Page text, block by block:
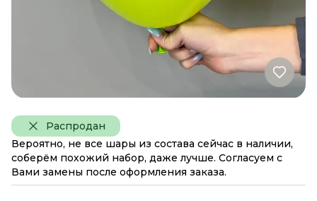
Распродан
Вероятно, не все шары из состава сейчас в наличии,
соберём похожий набор, даже лучше. Согласуем с
Вами замены после оформления заказа.